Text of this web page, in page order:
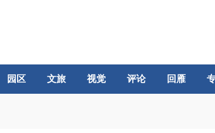
园区 文旅 视觉 评论 回雁